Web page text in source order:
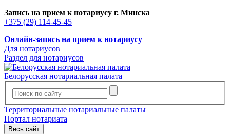
Запись на прием к нотариусу г. Минска
+375 (29) 114-45-45
Онлайн-запись на прием к нотариусу
Для нотариусов
Раздел для нотариусов
Белорусская нотариальная палата
Территориальные нотариальные палаты
Портал нотариата
Весь сайт